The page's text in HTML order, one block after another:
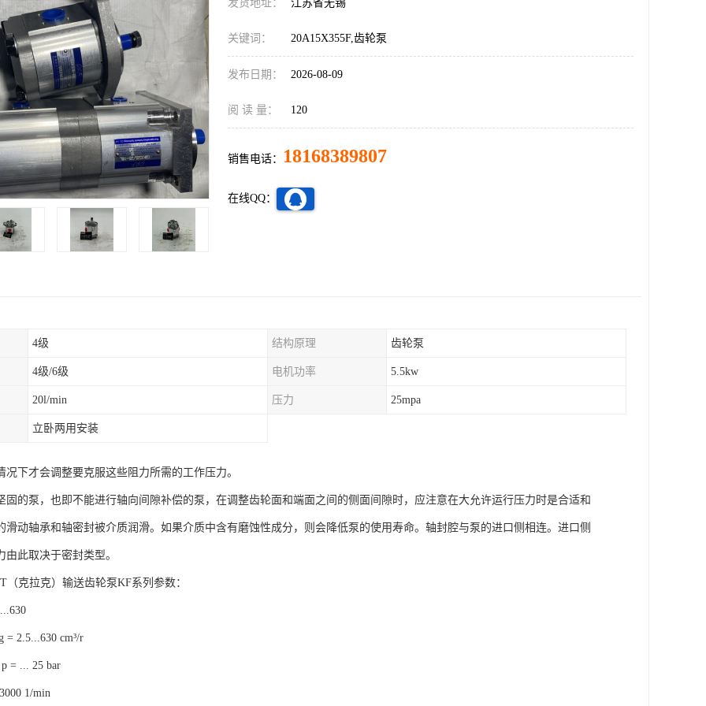
发货地址： 江苏省无锡
关键词： 20A15X355F,齿轮泵
发布日期： 2026-08-09
阅 读 量： 120
销售电话： 18168389807
在线QQ：
4级 结构原理 齿轮泵
4级/6级 电机功率 5.5kw
20l/min 压力 25mpa
立卧两用安装
况下才会调整要克服这些阻力所需的工作压力。
固的泵，也即不能进行轴向间隙补偿的泵，在调整齿轮面和端面之间的侧面间隙时，应注意在大允许运行压力时是合适和
滑动轴承和轴密封被介质润滑。如果介质中含有磨蚀性成分，则会降低泵的使用寿命。轴封腔与泵的进口侧相连。进口侧
由此取决于密封类型。
（克拉克）输送齿轮泵KF系列参数：
= 2.5...630 cm³/r
= ... 25 bar
1/min